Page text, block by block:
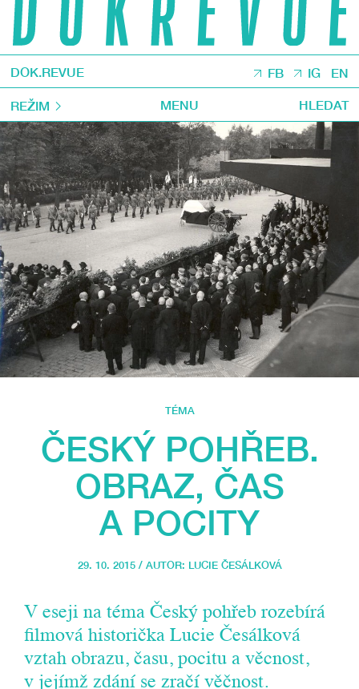
DOK.REVUE FB IG EN
REŽIM MENU HLEDAT
TÉMA
ČESKÝ POHŘEB.
OBRAZ, ČAS
A POCITY
29. 10. 2015 / AUTOR: LUCIE ČESÁLKOVÁ
V eseji na téma Český pohřeb rozebírá
filmová historička Lucie Česálková
vztah obrazu, času, pocitu a věcnost,
v jejímž zdání se zračí věčnost.